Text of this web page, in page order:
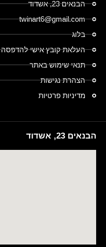
הבנאים 23, אשדוד
twinart6@gmail.com
בלוג
העלאת קובץ אישי להדפסה
תנאי שימוש באתר
הצהרת נגישות
מדיניות פרטיות
הבנאים 23, אשדוד